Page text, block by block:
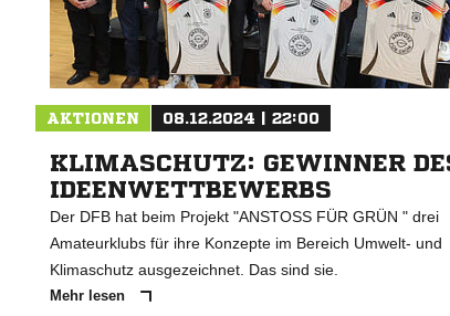
AKTIONEN 08.12.2024 | 22:00
KLIMASCHUTZ: GEWINNER
IDEENWETTBEWERBS
Der DFB hat beim Projekt "ANSTOSS FÜR GRÜN " drei
Amateurklubs für ihre Konzepte im Bereich Umwelt- und
Klimaschutz ausgezeichnet. Das sind sie.
Mehr lesen